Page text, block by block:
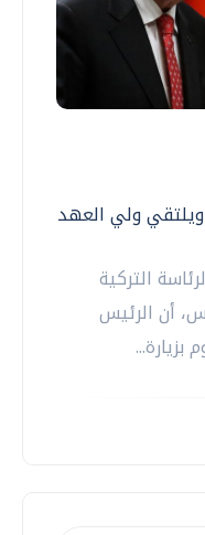
ويلتقي ولي العهد
التركية
أن الرئيس